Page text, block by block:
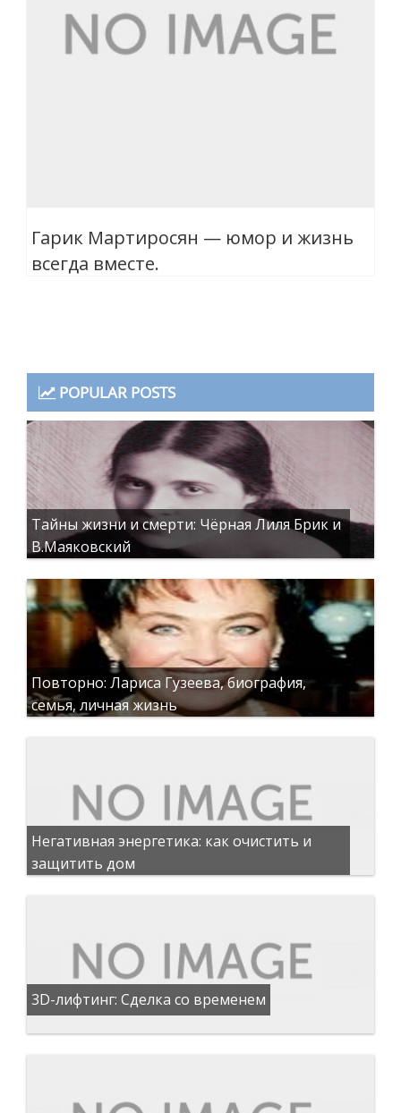
Гарик Мартиросян — юмор и жизнь
всегда вместе.
POPULAR POSTS
Тайны жизни и смерти: Чёрная Лиля Брик и
В.Маяковский
Повторно: Лариса Гузеева, биография,
семья, личная жизнь
Негативная энергетика: как очистить и
защитить дом
3D-лифтинг: Сделка со временем